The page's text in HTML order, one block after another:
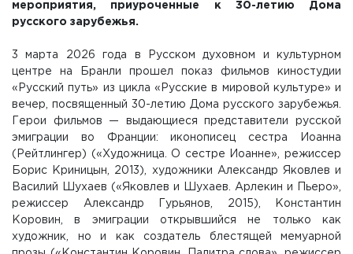
мероприятия, приуроченные к 30-летию Дома
русского зарубежья.
3 марта 2026 года в Русском духовном и культурном
центре на Бранли прошел показ фильмов киностудии
«Русский путь» из цикла «Русские в мировой культуре» и
вечер, посвященный 30-летию Дома русского зарубежья.
Герои фильмов — выдающиеся представители русской
эмиграции во Франции: иконописец сестра Иоанна
(Рейтлингер) («Художница. О сестре Иоанне», режиссер
Борис Криницын, 2013), художники Александр Яковлев и
Василий Шухаев («Яковлев и Шухаев. Арлекин и Пьеро»,
режиссер Александр Гурьянов, 2015), Константин
Коровин, в эмиграции открывшийся не только как
художник, но и как создатель блестящей мемуарной